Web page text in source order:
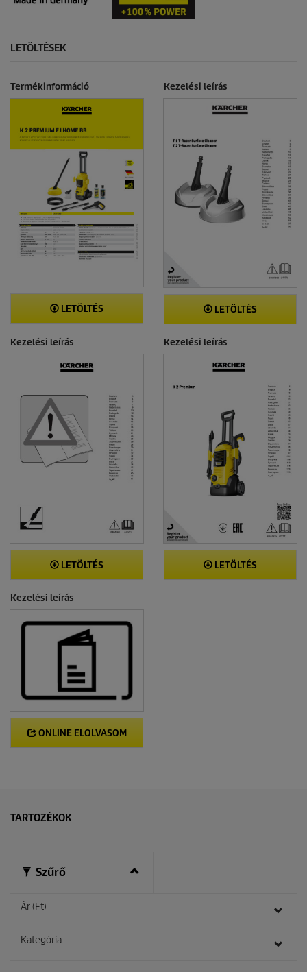
LETÖLTÉSEK
Termékinformáció
LETÖLTÉS
Kezelési leírás
LETÖLTÉS
Kezelési leírás
LETÖLTÉS
Kezelési leírás
LETÖLTÉS
Kezelési leírás
ONLINE ELOLVASOM
TARTOZÉKOK
Szűrő
Ár (Ft)
Kategória